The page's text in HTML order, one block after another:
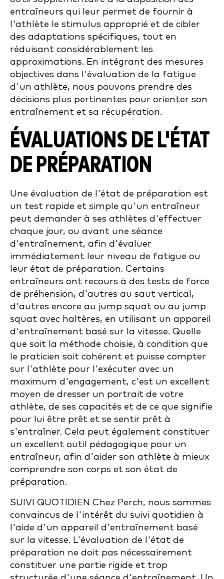
entraîneurs qui leur permet de fournir à
l'athlète le stimulus approprié et de cibler
des adaptations spécifiques, tout en
réduisant considérablement les
approximations. En intégrant des mesures
objectives dans l'évaluation de la fatigue
d'un athlète, nous pouvons prendre des
décisions plus pertinentes pour orienter son
entraînement et sa récupération.
ÉVALUATIONS DE L'ÉTAT
DE PRÉPARATION
Une évaluation de l'état de préparation est
un test rapide et simple qu'un entraîneur
peut demander à ses athlètes d'effectuer
chaque jour, ou avant une séance
d'entraînement, afin d'évaluer
immédiatement leur niveau de fatigue ou
leur état de préparation. Certains
entraîneurs ont recours à des tests de force
de préhension, d'autres au saut vertical,
d'autres encore au jump squat ou au jump
squat avec haltères, en utilisant un appareil
d'entraînement basé sur la vitesse. Quelle
que soit la méthode choisie, à condition que
le praticien soit cohérent et puisse compter
sur l'athlète pour l'exécuter avec un
maximum d'engagement, c'est un excellent
moyen de dresser un portrait de votre
athlète, de ses capacités et de ce que signifie
pour lui être prêt et se sentir prêt à
s'entraîner. Cela peut également constituer
un excellent outil pédagogique pour un
entraîneur, afin d'aider son athlète à mieux
comprendre son corps et son état de
préparation.
SUIVI QUOTIDIEN Chez Perch, nous sommes
convaincus de l'intérêt du suivi quotidien à
l'aide d'un appareil d'entraînement basé
sur la vitesse. L'évaluation de l'état de
préparation ne doit pas nécessairement
constituer une partie rigide et trop